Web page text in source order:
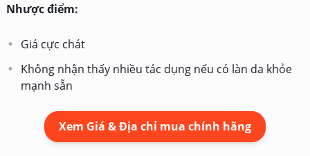
Nhược điểm:
Giá cực chát
Không nhận thấy nhiều tác dụng nếu có làn da khỏe
mạnh sẵn
Xem Giá & Địa chỉ mua chính hãng